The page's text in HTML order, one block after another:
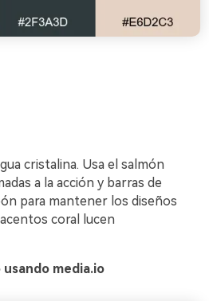
cristalina. Usa el salmón
a la acción y barras de
para mantener los diseños
coral lucen
media.io